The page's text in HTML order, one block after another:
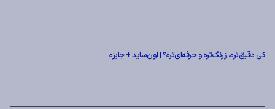
کی دقیق‌تره، زرنگ‌تره و حرفه‌ای‌تره؟ | اون‌ساید + جایزه